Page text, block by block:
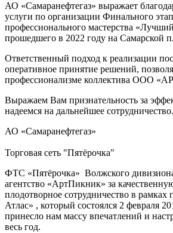
АО «Самаранефтегаз» выражает
услуги по организации Финального
профессионального мастерства
прошедшего в 2022 году на Самарской
Ответственный подход к реализации
оперативное принятие решений,
профессионализме коллектива ООО
Выражаем Вам признательность за
надеемся на дальнейшее сотрудничество.
АО «Самаранефтегаз»
Торговая сеть "Пятёрочка"
ФТС «Пятёрочка» Волжского
агентство «АртПикник» за
плодотворное сотрудничество в рамках
Атлас» , который состоялся 2 февраля
принесло нам массу впечатлений и
весь год.